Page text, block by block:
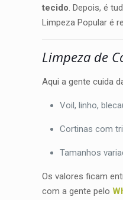
tecido. Depois, é
Limpeza Popular é
Limpeza de
Aqui a gente cuida
Voil, linho,
Cortinas com
Tamanhos
Os valores ficam
com a gente pelo